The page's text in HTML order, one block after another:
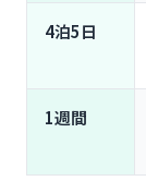
Q2. タ
Q3. ク
配どち
まとめ：
4泊5日
1週間